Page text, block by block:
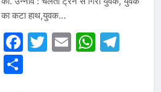
का कटा हाथ,युवक…
Facebook
Twitter
Email
Share